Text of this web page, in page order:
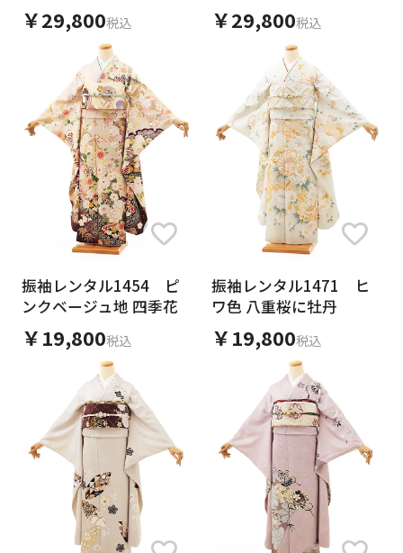
￥29,800税込 ￥29,800税込
振袖レンタル1454 ピ
ンクベージュ地 四季花
￥19,800税込
振袖レンタル1471 ヒ
ワ色 八重桜に牡丹
￥19,800税込